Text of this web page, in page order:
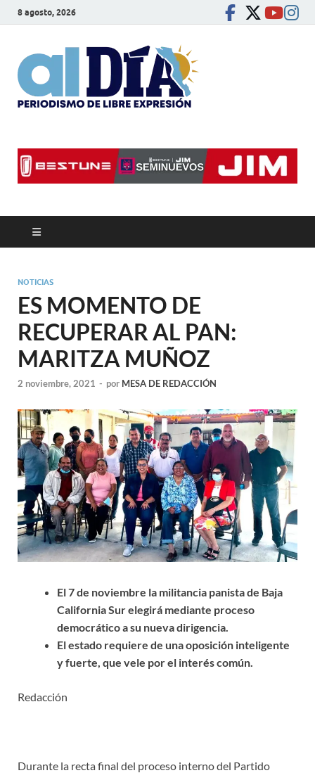
8 agosto, 2026
NOTICIAS
ES MOMENTO DE
RECUPERAR AL PAN:
MARITZA MUÑOZ
2 noviembre, 2021 - por MESA DE REDACCIÓN
El 7 de noviembre la militancia panista de Baja
California Sur elegirá mediante proceso
democrático a su nueva dirigencia.
El estado requiere de una oposición inteligente
y fuerte, que vele por el interés común.
Redacción
Durante la recta final del proceso interno del Partido